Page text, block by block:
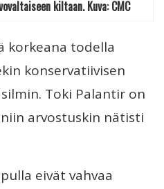
kiltaan. Kuva: CMC
korkeana todella
konservatiivisen
Toki Palantir on
arvostuskin nätisti
eivät vahvaa